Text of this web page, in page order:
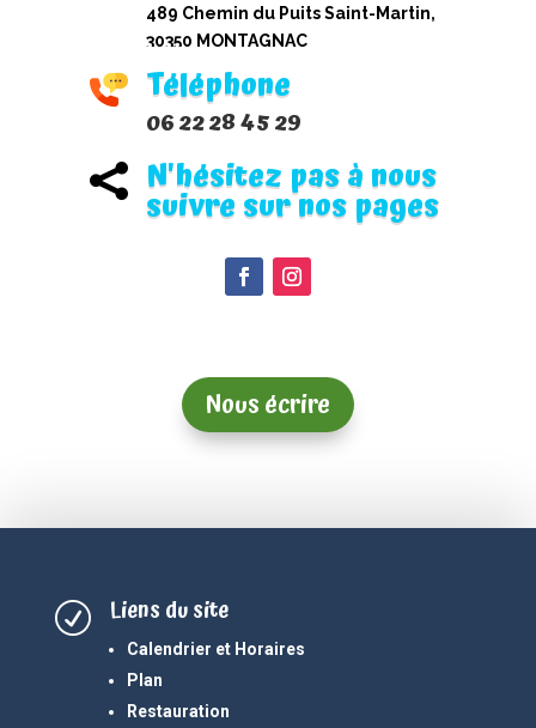
489 Chemin du Puits Saint-Martin,
30350 MONTAGNAC
Téléphone
06 22 28 45 29
 N'hésitez pas à nous
suivre sur nos pages
Nous écrire
R Liens du site
Calendrier et Horaires
Plan
Restauration